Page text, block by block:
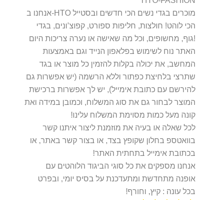
אנחנו ב-HTO מוכרים בגדי נשים הכי חדשים ובסטייל
הכי לוהט! חולצות, חליפות ספורט, קפוצ’ונים, בגדי
גוף, מחשופים, וכל מה שאישה או נערה צריכות היום!
האתר נוח לשימוש בפלאפון הנייד וגם באמצעות
המחשב, את יכולה בקלות להזמין כל מוצר או בגד
שתרצי בלחיצת כפתור וללא הרשמה (יש אפשרות גם
להירשם עם כתובת אימייל), יש לך אפשרות ברכישת
המוצר לבחור גם את סוג המשלוח, וכמובן במידה ואת
קונה מעל כמות מסוימת המשלוח עלינו!
לכל שאלה או בעיה את מוזמנת ליצור איתנו קשר
בוואטספ בחלון שקופץ בצד, או בצור קשר באתר, או
בכתובת אימייל בתחתית האתר!
אנחנו מספקים את כל סוגי הביגוד הלוהטים עם
אופנה מתחדשת ומתעדכנת על בסיס יומי, ובפרט
בכל עונה : קיץ, וחורף!